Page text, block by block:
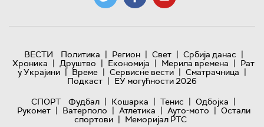
ВЕСТИ Политика | Регион | Свет | Србија данас |
Хроника | Друштво | Економија | Мерила времена | Рат
у Украјини | Време | Сервисне вести | Сматрачница |
Подкаст | ЕУ могућности 2026
СПОРТ
Фудбал | Кошарка | Тенис | Одбојка |
Рукомет | Ватерполо | Атлетика | Ауто-мото | Остали
спортови | Меморијал РТС